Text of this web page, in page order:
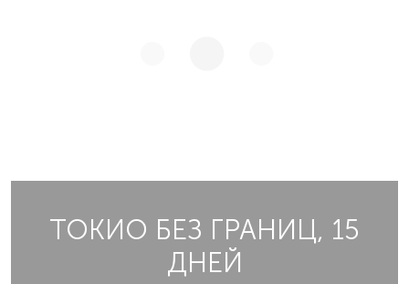
ТОКИО БЕЗ ГРАНИЦ, 15
ДНЕЙ